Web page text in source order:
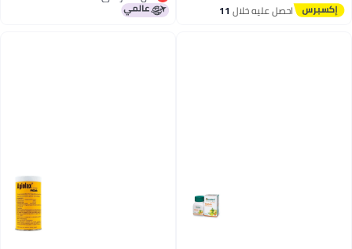
احصل عليه خلال 11 أقل سعر في السنة